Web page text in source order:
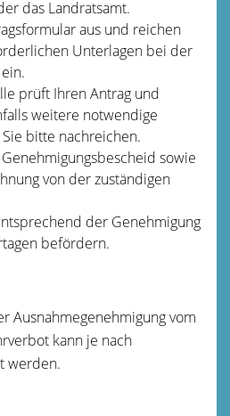
das Landratsamt.
aus und reichen
Unterlagen bei der
prüft Ihren Antrag und
weitere notwendige
bitte nachreichen.
sowie
von der zuständigen
der Genehmigung
befördern.
Ausnahmegenehmigung vom
kann je nach
werden.